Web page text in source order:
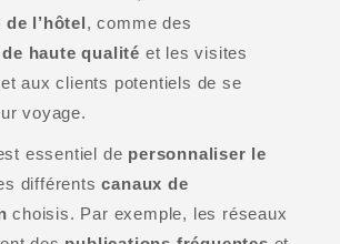
l’hôtel, comme des
haute qualité et les visites
aux clients potentiels de se
voyage.
essentiel de personnaliser le
différentscanaux de
choisis. Par exemple, les réseaux